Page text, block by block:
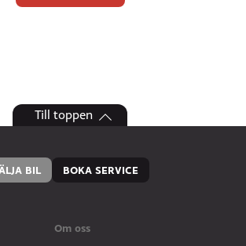
Till toppen
Om oss
BIL BOKA SERVICE